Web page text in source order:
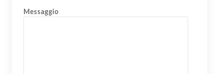
Messaggio